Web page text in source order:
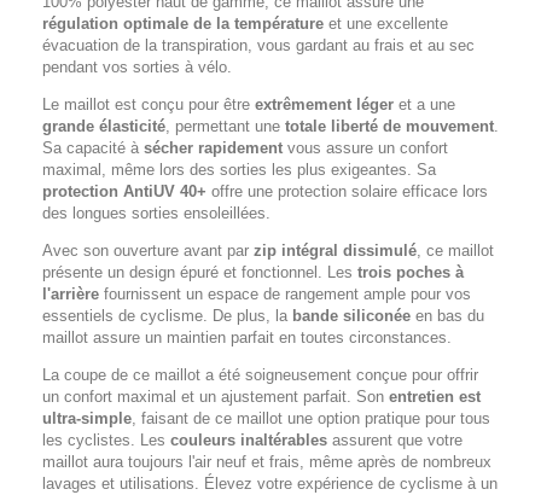
régulation optimale de la température et une excellente
évacuation de la transpiration, vous gardant au frais et au sec
pendant vos sorties à vélo.
Le maillot est conçu pour être extrêmement léger et a une
grande élasticité, permettant une totale liberté de mouvement.
Sa capacité à sécher rapidement vous assure un confort
maximal, même lors des sorties les plus exigeantes. Sa
protection AntiUV 40+ offre une protection solaire efficace lors
des longues sorties ensoleillées.
Avec son ouverture avant par zip intégral dissimulé, ce maillot
présente un design épuré et fonctionnel. Les trois poches à
l'arrière fournissent un espace de rangement ample pour vos
essentiels de cyclisme. De plus, la bande siliconée en bas du
maillot assure un maintien parfait en toutes circonstances.
La coupe de ce maillot a été soigneusement conçue pour offrir
un confort maximal et un ajustement parfait. Son entretien est
ultra-simple, faisant de ce maillot une option pratique pour tous
les cyclistes. Les couleurs inaltérables assurent que votre
maillot aura toujours l'air neuf et frais, même après de nombreux
lavages et utilisations. Élevez votre expérience de cyclisme à un